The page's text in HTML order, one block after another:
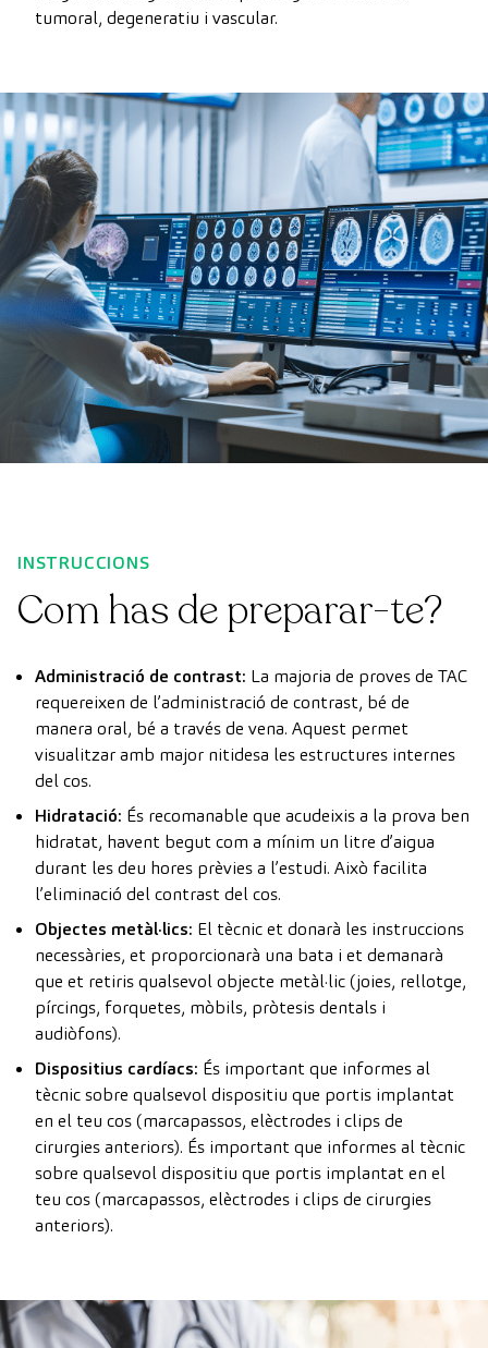
tumoral, degeneratiu i vascular.
INSTRUCCIONS
Com has de preparar-te?
Administració de contrast: La majoria de proves de TAC
requereixen de l’administració de contrast, bé de
manera oral, bé a través de vena. Aquest permet
visualitzar amb major nitidesa les estructures internes
del cos.
Hidratació: És recomanable que acudeixis a la prova ben
hidratat, havent begut com a mínim un litre d’aigua
durant les deu hores prèvies a l’estudi. Això facilita
l’eliminació del contrast del cos.
Objectes metàl·lics: El tècnic et donarà les instruccions
necessàries, et proporcionarà una bata i et demanarà
que et retiris qualsevol objecte metàl·lic (joies, rellotge,
pírcings, forquetes, mòbils, pròtesis dentals i
audiòfons).
Dispositius cardíacs: És important que informes al
tècnic sobre qualsevol dispositiu que portis implantat
en el teu cos (marcapassos, elèctrodes i clips de
cirurgies anteriors). És important que informes al tècnic
sobre qualsevol dispositiu que portis implantat en el
teu cos (marcapassos, elèctrodes i clips de cirurgies
anteriors).